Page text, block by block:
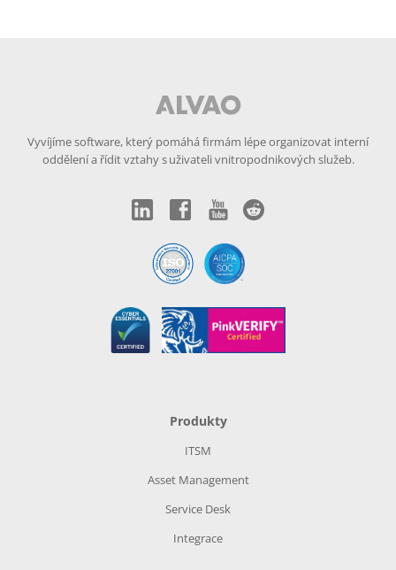
Vyvíjíme software, který pomáhá firmám lépe organizovat interní
oddělení a řídit vztahy s uživateli vnitropodnikových služeb.
Produkty
ITSM
Asset Management
Service Desk
Integrace